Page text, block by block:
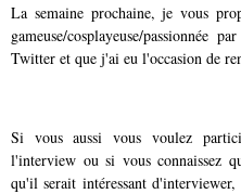
La semaine prochaine, je vous
gameuse/cosplayeuse/
Twitter et que j'ai eu l'occasion de
Si vous aussi vous voulez
l'interview ou si vous connaissez
qu'il serait intéressant